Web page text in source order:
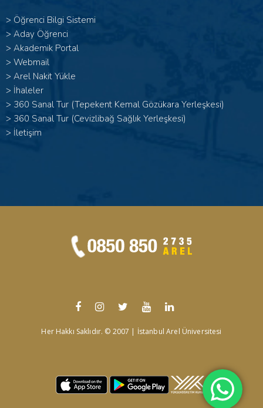
> Öğrenci Bilgi Sistemi
> Aday Öğrenci
> Akademik Portal
> Webmail
> Arel Nakit Yükle
> İhaleler
> 360 Sanal Tur (Tepekent Kemal Gözükara Yerleşkesi)
> 360 Sanal Tur (Cevizlibağ Sağlık Yerleşkesi)
> İletişim
Her Hakkı Saklıdır. © 2007 | İstanbul Arel Üniversitesi